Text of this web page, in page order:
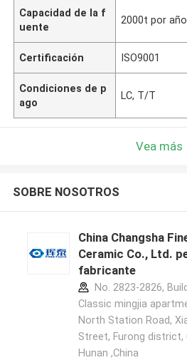
Capacidad de la f
uente
2000t por año
Certificación ISO9001
Condiciones de p
ago
LC, T/T
Vea más
SOBRE NOSOTROS
China Changsha
Ceramic Co., Ltd.
fabricante
No. 2823-2826,
Classic mingjia
North Station Road,
Street, Furong district,
Hunan ,China